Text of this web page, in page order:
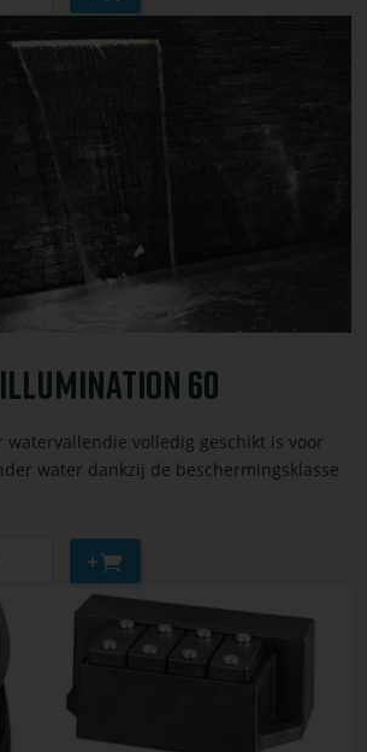
winkelwagen
toevoegen
60
watervallendie volledig geschikt is voor
water dankzij de beschermingsklasse
Aan
winkelwagen
toevoegen